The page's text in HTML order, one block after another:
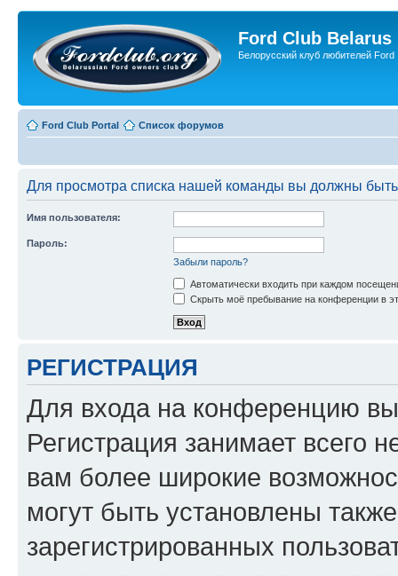
Ford Club Belarus
Белорусский клуб любителей Ford
Ford Club Portal Список форумов
Для просмотра списка нашей команды вы должны
Имя пользователя:
Пароль:
Забыли пароль?
Автоматически входить при каждом
Скрыть моё пребывание на конференции в
РЕГИСТРАЦИЯ
Для входа на конференцию
Регистрация занимает всего
вам более широкие
могут быть установлены
зарегистрированных